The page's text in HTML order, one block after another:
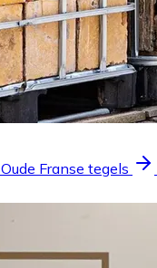
Oude Franse tegels